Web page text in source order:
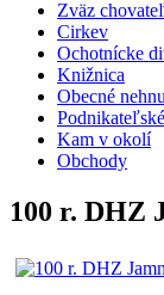
Zväz
Cirkev
Ochotnícke
Knižnica
Obecné
Kam v okolí
Obchody
100 r. DHZ